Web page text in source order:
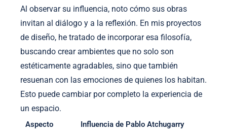
Al observar su influencia, noto cómo sus obras
invitan al diálogo y a la reflexión. En mis proyectos
de diseño, he tratado de incorporar esa filosofía,
buscando crear ambientes que no solo son
estéticamente agradables, sino que también
resuenan con las emociones de quienes los habitan.
Esto puede cambiar por completo la experiencia de
un espacio.
Aspecto Influencia de Pablo Atchugarry